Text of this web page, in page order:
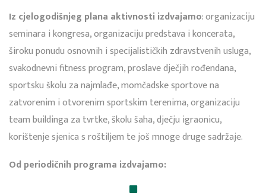
Iz cjelogodišnjeg plana aktivnosti izdvajamo: organizaciju
seminara i kongresa, organizaciju predstava i koncerata,
široku ponudu osnovnih i specijalističkih zdravstvenih usluga,
svakodnevni fitness program, proslave dječjih rođendana,
sportsku školu za najmlađe, momčadske sportove na
zatvorenim i otvorenim sportskim terenima, organizaciju
team buildinga za tvrtke, školu šaha, dječju igraonicu,
korištenje sjenica s roštiljem te još mnoge druge sadržaje.
Od periodičnih programa izdvajamo: